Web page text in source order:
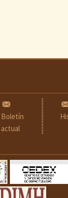
Boletín
actual